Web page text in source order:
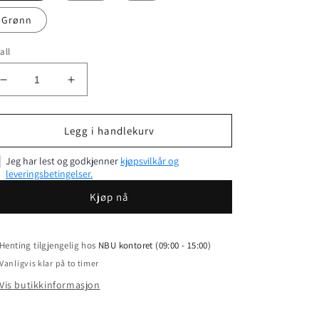
Grønn
antallet
for
i
rustfritt
stål
Øk
antallet
for
Vannflaske
i
rustfritt
stål
Legg i handlekurv
Jeg har lest og godkjenner kjøpsvilkår og
leveringsbetingelser.
Kjøp nå
Henting tilgjengelig hos NBU kontoret (09:00 - 15:00)
Vanligvis klar på to timer
Vis butikkinformasjon